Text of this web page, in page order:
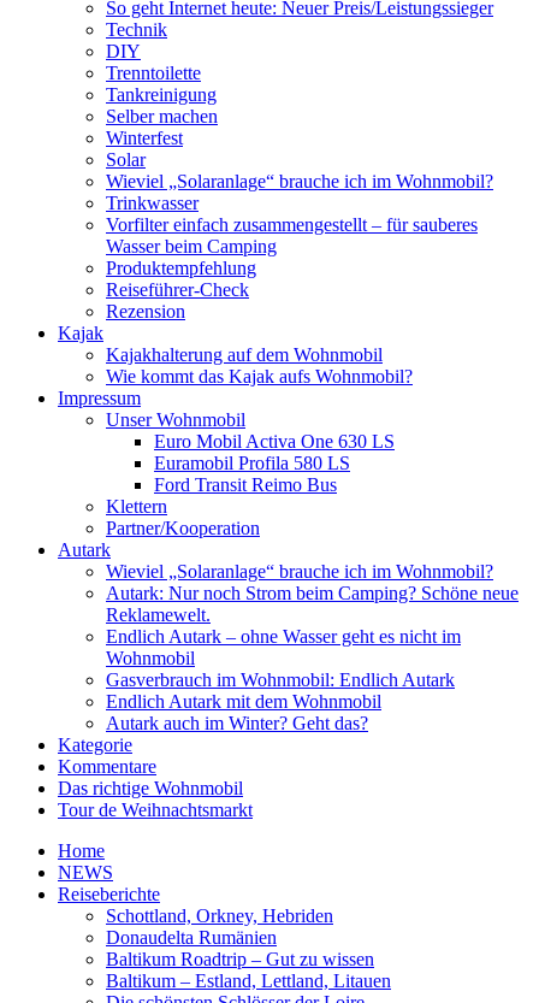
So geht Internet heute: Neuer Preis/Leistungssieger
Technik
DIY
Trenntoilette
Tankreinigung
Selber machen
Winterfest
Solar
Wieviel „Solaranlage“ brauche ich im Wohnmobil?
Trinkwasser
Vorfilter einfach zusammengestellt – für sauberes
Wasser beim Camping
Produktempfehlung
Reiseführer-Check
Rezension
Kajak
Kajakhalterung auf dem Wohnmobil
Wie kommt das Kajak aufs Wohnmobil?
Impressum
Unser Wohnmobil
Euro Mobil Activa One 630 LS
Euramobil Profila 580 LS
Ford Transit Reimo Bus
Klettern
Partner/Kooperation
Autark
Wieviel „Solaranlage“ brauche ich im Wohnmobil?
Autark: Nur noch Strom beim Camping? Schöne neue
Reklamewelt.
Endlich Autark – ohne Wasser geht es nicht im
Wohnmobil
Gasverbrauch im Wohnmobil: Endlich Autark
Endlich Autark mit dem Wohnmobil
Autark auch im Winter? Geht das?
Kategorie
Kommentare
Das richtige Wohnmobil
Tour de Weihnachtsmarkt
Home
NEWS
Reiseberichte
Schottland, Orkney, Hebriden
Donaudelta Rumänien
Baltikum Roadtrip – Gut zu wissen
Baltikum – Estland, Lettland, Litauen